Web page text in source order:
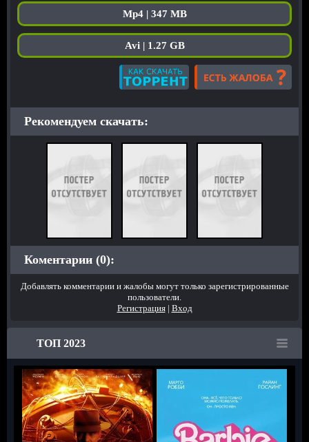
Mp4 | 347 MB
Avi | 1.27 GB
Рекомендуем скачать:
Коментарии (0):
Добавлять комментарии и жалобы могут только зарегистрированные
пользователи.
Регистрация| Вход
ТОП 2023